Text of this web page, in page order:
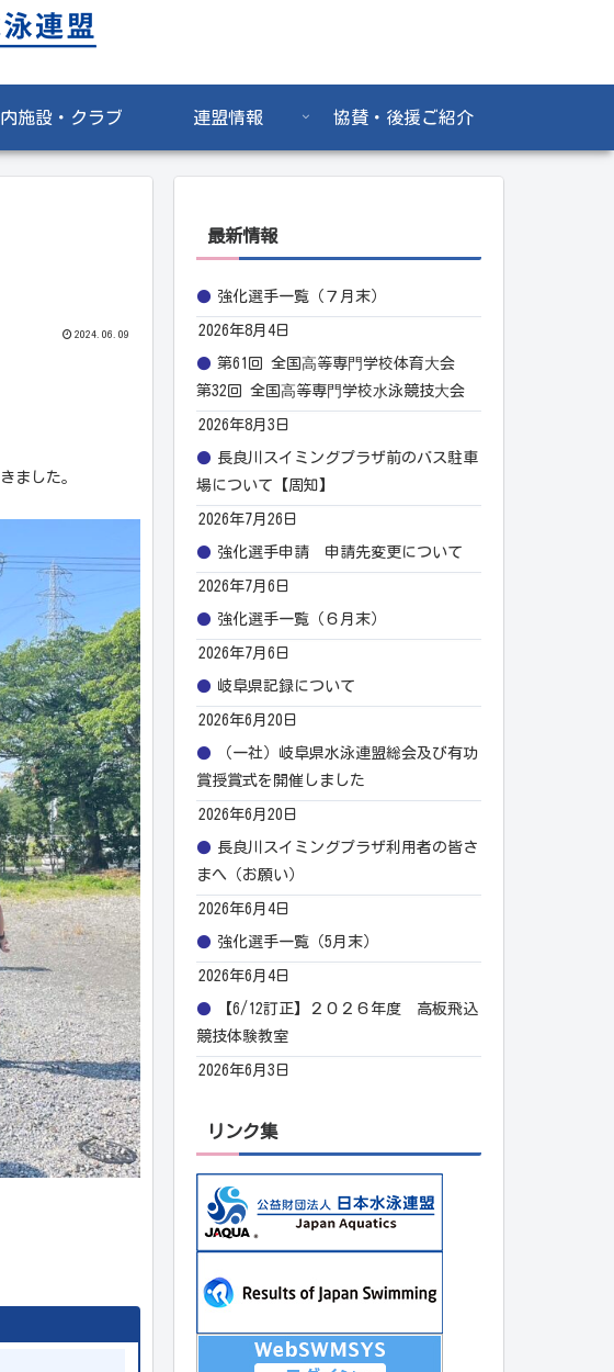
施設・クラブ 連盟情報 協賛・後援ご紹介
2024.06.09
ました。
最新情報
強化選手一覧（７月末）
2026年8月4日
第61回 全国⾼等専⾨学校体育⼤会
第32回 全国⾼等専⾨学校⽔泳競技⼤会
2026年8月3日
長良川スイミングプラザ前のバス駐車
場について【周知】
2026年7月26日
強化選手申請 申請先変更について
2026年7月6日
強化選手一覧（６月末）
2026年7月6日
岐阜県記録について
2026年6月20日
（一社）岐阜県水泳連盟総会及び有功
賞授賞式を開催しました
2026年6月20日
長良川スイミングプラザ利用者の皆さ
まへ（お願い）
2026年6月4日
強化選手一覧（5月末）
2026年6月4日
【6/12訂正】２０２６年度 高板飛込
競技体験教室
2026年6月3日
リンク集